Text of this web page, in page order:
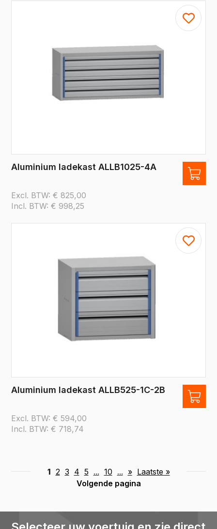
Aluminium ladekast ALLB1025-4A
Excl. BTW: € 825,00
Incl. BTW: € 998,25
Aluminium ladekast ALLB525-1C-2B
Excl. BTW: € 594,00
Incl. BTW: € 718,74
1 2 3 4 5 ... 10 ... » Laatste »
Volgende pagina